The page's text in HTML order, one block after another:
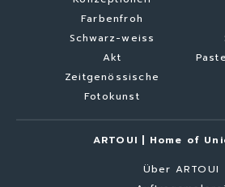
Farbenfroh
Schwarz-weiss
Akt
Zeitgenössische
Fotokunst
ARTOUI | Home of
Über ARTOUI